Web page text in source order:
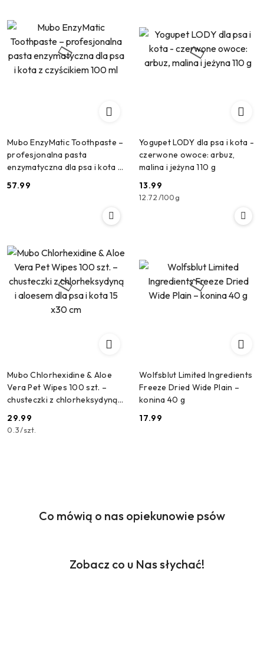
Mubo EnzyMatic Toothpaste –
profesjonalna pasta
enzymatyczna dla psa i kota z
Cena:
57.99
Yogupet LODY dla psa i kota -
czerwone owoce: arbuz,
malina i jeżyna 110 g
Cena:
13.99
12.72/100g
Mubo Chlorhexidine & Aloe
Vera Pet Wipes 100 szt. –
chusteczki z chlorheksydyną i
cm
Cena:
29.99
0.3/szt.
Wolfsblut Limited Ingredients
Freeze Dried Wide Plain –
konina 40 g
Cena:
17.99
Co mówią o nas opiekunowie psów
Zobacz co u Nas słychać!